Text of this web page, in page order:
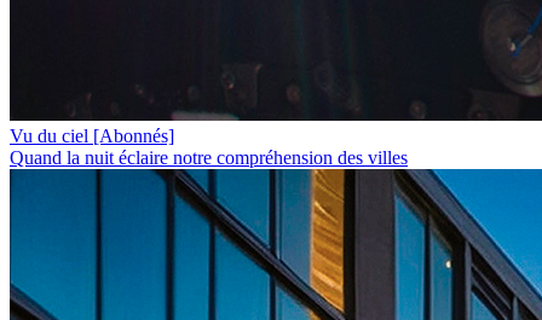
Vu du ciel [Abonnés]
Quand la nuit éclaire notre compréhension des villes